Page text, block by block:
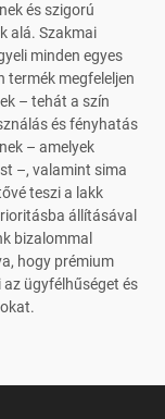
és szigorú
alá. Szakmai
minden egyes
termék megfeleljen
– tehát a szín
és fényhatás
– amelyek
–, valamint sima
teszi a lakk
állításával
bizalommal
hogy prémium
ügyfélhűséget és